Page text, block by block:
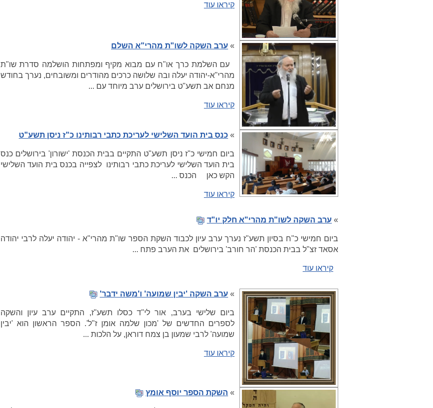
קיראו עוד
» ערב השקה לשו"ת מהרי"א השלם
עם השלמת כרך או"ח עם מבוא מקיף ומפתחות הושלמה סדרת שו"ת
מהרי"א-יהודה יעלה ובה שלושה כרכים מהודרים ומשובחים, נערך בחודש
מנחם אב תשע"ט בירושלים ערב מיוחד עם ...
קיראו עוד
» כנס בית הועד השלישי לעריכת כתבי רבותינו כ"ז ניסן תשע"ט
ביום חמישי כ"ז ניסן תשע"ט התקיים בבית הכנסת 'ישורון' בירושלים כנס
בית הועד השלישי לעריכת כתבי רבותינו לצפייה בכנס בית הועד השלישי
הקש כאן הכנס ...
קיראו עוד
» ערב השקה לשו"ת מהרי"א חלק יו"ד
ביום חמישי כ"ח בסיון תשע"ז נערך ערב עיון לכבוד השקת הספר שו"ת מהרי"א - יהודה יעלה לרבי יהודה
אסאד זצ"ל בבית הכנסת 'הר חורב' בירושלים את הערב פתח ...
קיראו עוד
» ערב השקה 'יבין שמועה' ו'משה ידבר'
ביום שלישי בערב, אור לי"ד כסלו תשע"ז, התקיים ערב עיון והשקה
לספרים החדשים של 'מכון שלמה אומן ז"ל'. הספר הראשון הוא 'יבין
שמועה' לרבי שמעון בן צמח דוראן, על הלכות ...
קיראו עוד
» השקת הספר יוסף אומץ